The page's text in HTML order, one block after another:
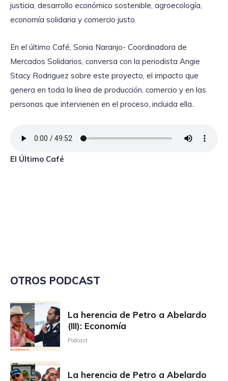
justicia, desarrollo económico sostenible, agroecología,
economía solidaria y comercio justo.
En el último Café, Sonia Naranjo- Coordinadora de
Mercados Solidarios, conversa con la periodista Angie
Stacy Rodriguez sobre este proyecto, el impacto que
genera en toda la línea de producción, comercio y en las
personas que intervienen en el proceso, incluida ella..
El Último Café
OTROS PODCAST
La herencia de Petro a Abelardo
(III): Economía
Podcast
La herencia de Petro a Abelardo